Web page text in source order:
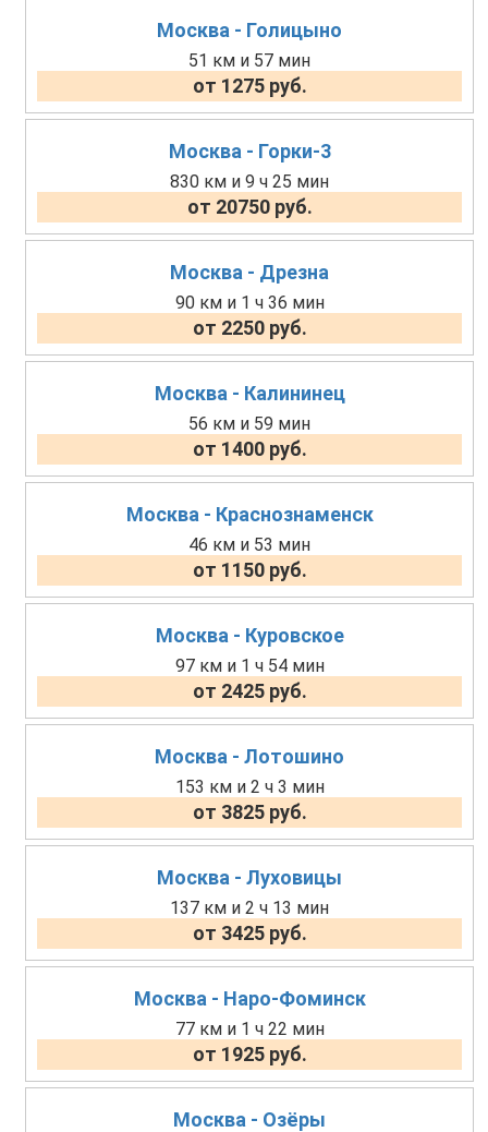
Москва - Голицыно
51 км и 57 мин
от 1275 руб.
Москва - Горки-3
830 км и 9 ч 25 мин
от 20750 руб.
Москва - Дрезна
90 км и 1 ч 36 мин
от 2250 руб.
Москва - Калининец
56 км и 59 мин
от 1400 руб.
Москва - Краснознаменск
46 км и 53 мин
от 1150 руб.
Москва - Куровское
97 км и 1 ч 54 мин
от 2425 руб.
Москва - Лотошино
153 км и 2 ч 3 мин
от 3825 руб.
Москва - Луховицы
137 км и 2 ч 13 мин
от 3425 руб.
Москва - Наро-Фоминск
77 км и 1 ч 22 мин
от 1925 руб.
Москва - Озёры